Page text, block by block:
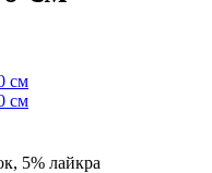
5% лайкра